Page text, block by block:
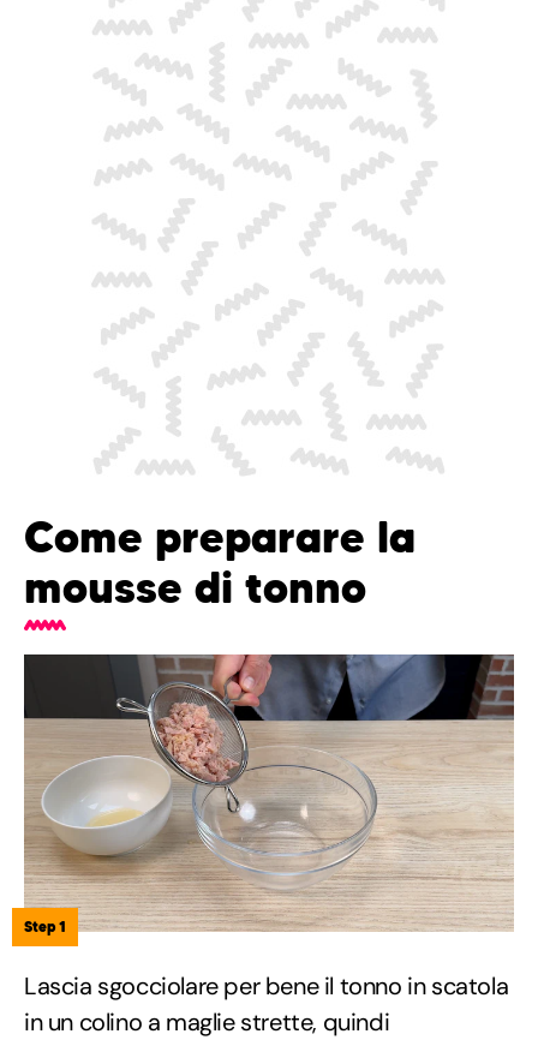
Come preparare la
mousse di tonno
Step 1
Lascia sgocciolare per bene il tonno in scatola
in un colino a maglie strette, quindi